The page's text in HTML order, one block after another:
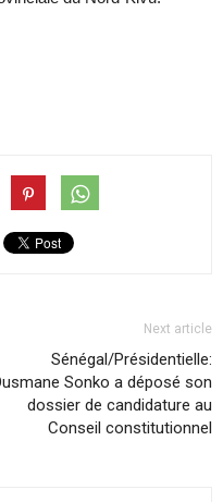
Next article
Sénégal/Présidentielle:
Sonko a déposé son
dossier de candidature au
Conseil constitutionnel